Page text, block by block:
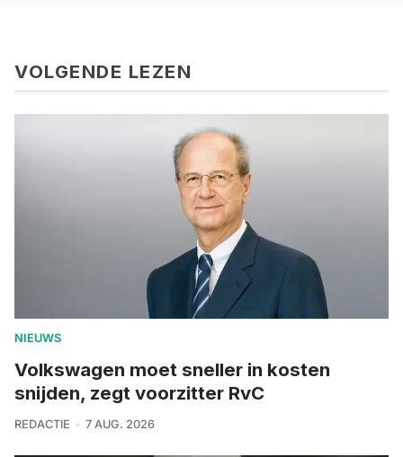
VOLGENDE LEZEN
NIEUWS
Volkswagen moet sneller in kosten
snijden, zegt voorzitter RvC
REDACTIE 7 AUG. 2026